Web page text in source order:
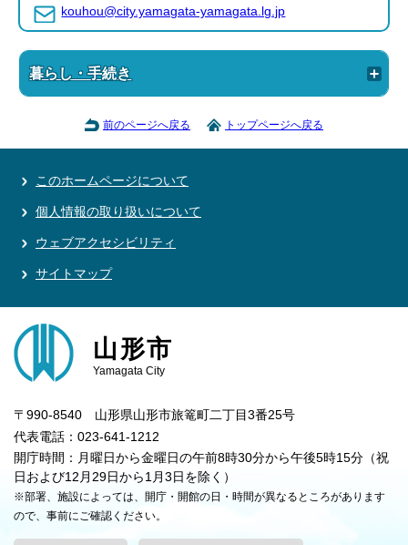
kouhou@city.yamagata-yamagata.lg.jp
暮らし・手続き
前のページへ戻る トップページへ戻る
このホームページについて
個人情報の取り扱いについて
ウェブアクセシビリティ
サイトマップ
山形市
Yamagata City
〒990-8540 山形県山形市旅篭町二丁目3番25号
代表電話：023-641-1212
開庁時間：月曜日から金曜日の午前8時30分から午後5時15分（祝
日および12月29日から1月3日を除く）
※部署、施設によっては、開庁・開館の日・時間が異なるところがあります
ので、事前にご確認ください。